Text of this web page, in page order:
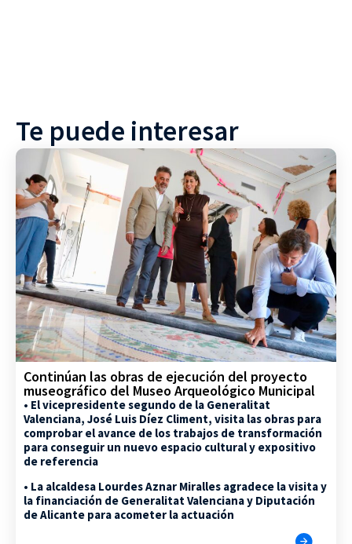
Te puede interesar
Continúan las obras de ejecución del proyecto
museográfico del Museo Arqueológico Municipal
• El vicepresidente segundo de la Generalitat
Valenciana, José Luis Díez Climent, visita las obras para
comprobar el avance de los trabajos de transformación
para conseguir un nuevo espacio cultural y expositivo
de referencia
• La alcaldesa Lourdes Aznar Miralles agradece la visita y
la financiación de Generalitat Valenciana y Diputación
de Alicante para acometer la actuación